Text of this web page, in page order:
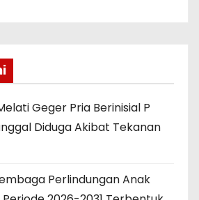
Geger Pria Berinisial P
Diduga Akibat Tekanan
Perlindungan Anak